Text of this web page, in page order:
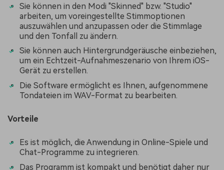
Sie können in den Modi "Skinned" bzw. "Studio"
arbeiten, um voreingestellte Stimmoptionen
auszuwählen und anzupassen oder die Stimmlage
und den Tonfall zu ändern.
Sie können auch Hintergrundgeräusche einbeziehen,
um ein Echtzeit-Aufnahmeszenario von Ihrem iOS-
Gerät zu erstellen.
Die Software ermöglicht es Ihnen, aufgenommene
Tondateien im WAV-Format zu bearbeiten.
Vorteile
Es ist möglich, die Anwendung in Online-Spiele und
Chat-Programme zu integrieren.
Das Programm ist kompakt und benötigt daher nur